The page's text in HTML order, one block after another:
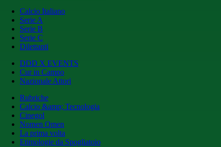
Calcio Italiano
Serie A
Serie B
Serie C
Dilettanti
DDD X EVENTS
Cur in Campo
Nazionale Attori
Rubriche
Calcio &amp; Tecnologia
Cinegol
Nomen Omen
La prima volta
Etimologie da Spogliatoio